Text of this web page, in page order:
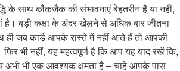
के साथ ब्लैकजैक की संभावनाएं बेहतरीन हैं या नहीं,
है। बड़ी कक्षा के अंदर खेलने से अधिक बार जीतना
ही जब कार्ड आपके रास्ते में नहीं आते हैं तो आपकी
फिर भी नहीं, यह महत्वपूर्ण है कि आप यह याद रखें कि,
भी एक आवश्यक क्षमता है – चाहे आपके पास